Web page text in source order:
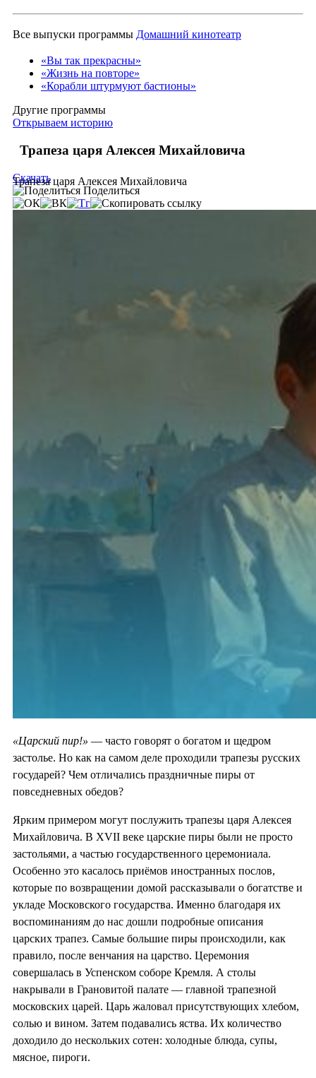
Все выпуски программы Домашний кинотеатр
«Вы так прекрасны»
«Жизнь на повторе»
«Корабли штурмуют бастионы»
Другие программы
Открываем историю
Трапеза царя Алексея Михайловича
Трапеза царя Алексея Михайловича
Скачать
Поделиться
«Царский пир!» — часто говорят о богатом и щедром
застолье. Но как на самом деле проходили трапезы русских
государей? Чем отличались праздничные пиры от
повседневных обедов?
Ярким примером могут послужить трапезы царя Алексея
Михайловича. В XVII веке царские пиры были не просто
застольями, а частью государственного церемониала.
Особенно это касалось приёмов иностранных послов,
которые по возвращении домой рассказывали о богатстве и
укладе Московского государства. Именно благодаря их
воспоминаниям до нас дошли подробные описания
царских трапез. Самые большие пиры происходили, как
правило, после венчания на царство. Церемония
совершалась в Успенском соборе Кремля. А столы
накрывали в Грановитой палате — главной трапезной
московских царей. Царь жаловал присутствующих хлебом,
солью и вином. Затем подавались яства. Их количество
доходило до нескольких сотен: холодные блюда, супы,
мясное, пироги.